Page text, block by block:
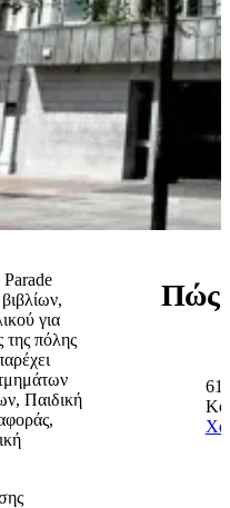
για
της πόλης
Παιδική
Πώς
61